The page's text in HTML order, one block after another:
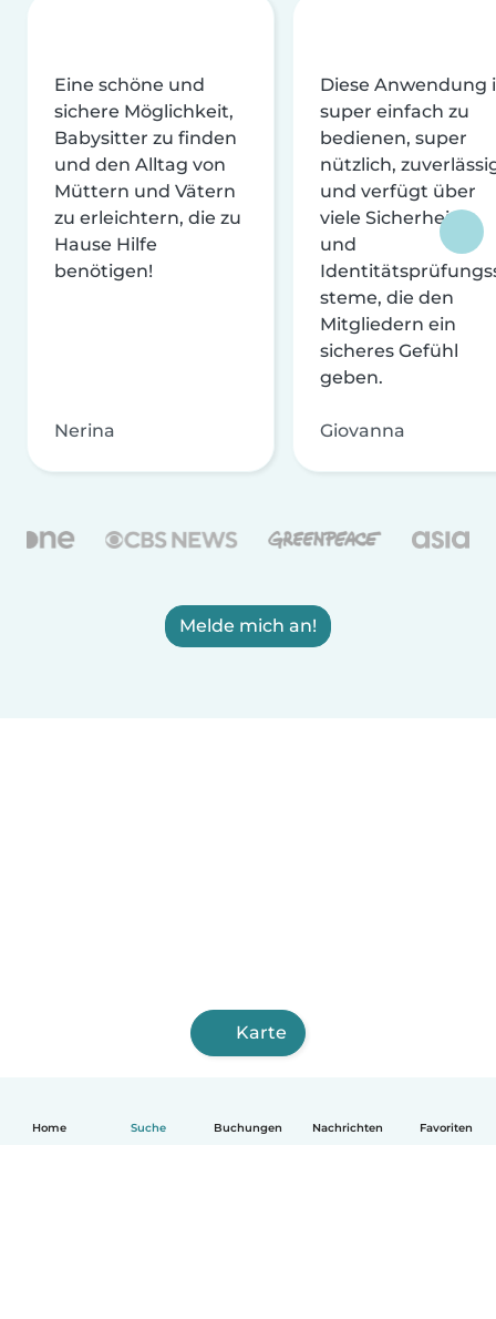
Home Suche Buchungen Nachrichten Favoriten
Eine schöne und
sichere Möglichkeit,
Babysitter zu finden
und den Alltag von
Müttern und Vätern
zu erleichtern, die zu
Hause Hilfe
benötigen!
Nerina
Diese Anwendung
super einfach zu
bedienen, super
nützlich,
und verfügt über
viele Sicherheits-
und
steme, die den
Mitgliedern ein
sicheres Gefühl
geben.
Giovanna
Melde mich an!
Karte